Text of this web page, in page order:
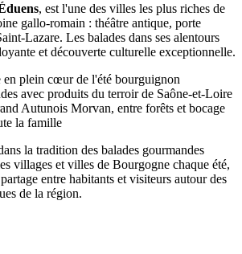
, est l'une des villes les plus riches de
gallo-romain : théâtre antique, porte
Lazare. Les balades dans ses alentours
et découverte culturelle exceptionnelle.
en plein cœur de l'été bourguignon
avec produits du terroir de Saône-et-Loire
Autunois Morvan, entre forêts et bocage
la famille
la tradition des balades gourmandes
villages et villes de Bourgogne chaque été,
entre habitants et visiteurs autour des
de la région.